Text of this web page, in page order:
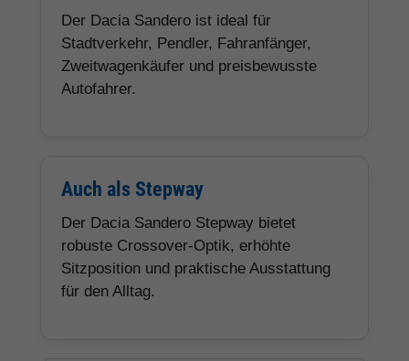
Der Dacia Sandero ist ideal für
Stadtverkehr, Pendler, Fahranfänger,
Zweitwagenkäufer und preisbewusste
Autofahrer.
Auch als Stepway
Der Dacia Sandero Stepway bietet
robuste Crossover-Optik, erhöhte
Sitzposition und praktische Ausstattung
für den Alltag.